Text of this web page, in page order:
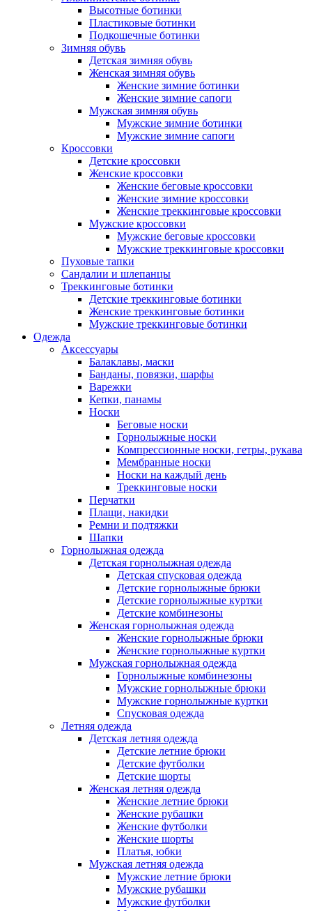
Высотные ботинки
Пластиковые ботинки
Подкошечные ботинки
Зимняя обувь
Детская зимняя обувь
Женская зимняя обувь
Женские зимние ботинки
Женские зимние сапоги
Мужская зимняя обувь
Мужские зимние ботинки
Мужские зимние сапоги
Кроссовки
Детские кроссовки
Женские кроссовки
Женские беговые кроссовки
Женские зимние кроссовки
Женские треккинговые кроссовки
Мужские кроссовки
Мужские беговые кроссовки
Мужские треккинговые кроссовки
Пуховые тапки
Сандалии и шлепанцы
Треккинговые ботинки
Детские треккинговые ботинки
Женские треккинговые ботинки
Мужские треккинговые ботинки
Одежда
Аксессуары
Балаклавы, маски
Банданы, повязки, шарфы
Варежки
Кепки, панамы
Носки
Беговые носки
Горнолыжные носки
Компрессионные носки, гетры, рукава
Мембранные носки
Носки на каждый день
Треккинговые носки
Перчатки
Плащи, накидки
Ремни и подтяжки
Шапки
Горнолыжная одежда
Детская горнолыжная одежда
Детская спусковая одежда
Детские горнолыжные брюки
Детские горнолыжные куртки
Детские комбинезоны
Женская горнолыжная одежда
Женские горнолыжные брюки
Женские горнолыжные куртки
Мужская горнолыжная одежда
Горнолыжные комбинезоны
Мужские горнолыжные брюки
Мужские горнолыжные куртки
Спусковая одежда
Летняя одежда
Детская летняя одежда
Детские летние брюки
Детские футболки
Детские шорты
Женская летняя одежда
Женские летние брюки
Женские рубашки
Женские футболки
Женские шорты
Платья, юбки
Мужская летняя одежда
Мужские летние брюки
Мужские рубашки
Мужские футболки